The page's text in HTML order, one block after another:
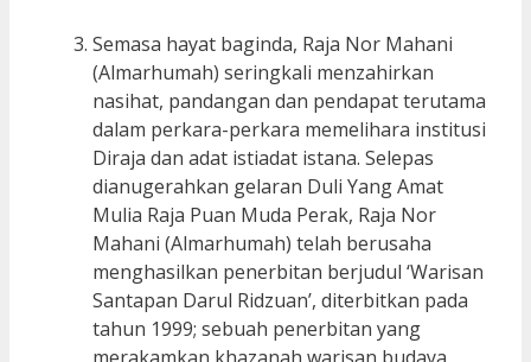
Semasa hayat baginda, Raja Nor Mahani
(Almarhumah) seringkali menzahirkan
nasihat, pandangan dan pendapat terutama
dalam perkara-perkara memelihara institusi
Diraja dan adat istiadat istana. Selepas
dianugerahkan gelaran Duli Yang Amat
Mulia Raja Puan Muda Perak, Raja Nor
Mahani (Almarhumah) telah berusaha
menghasilkan penerbitan berjudul ‘Warisan
Santapan Darul Ridzuan’, diterbitkan pada
tahun 1999; sebuah penerbitan yang